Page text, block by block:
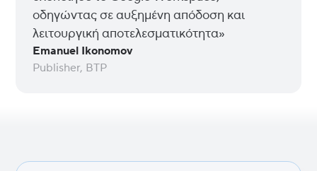
οδηγώντας σε αυξημένη απόδοση και
λειτουργική αποτελεσματικότητα»
Emanuel Ikonomov
Publisher, BTP